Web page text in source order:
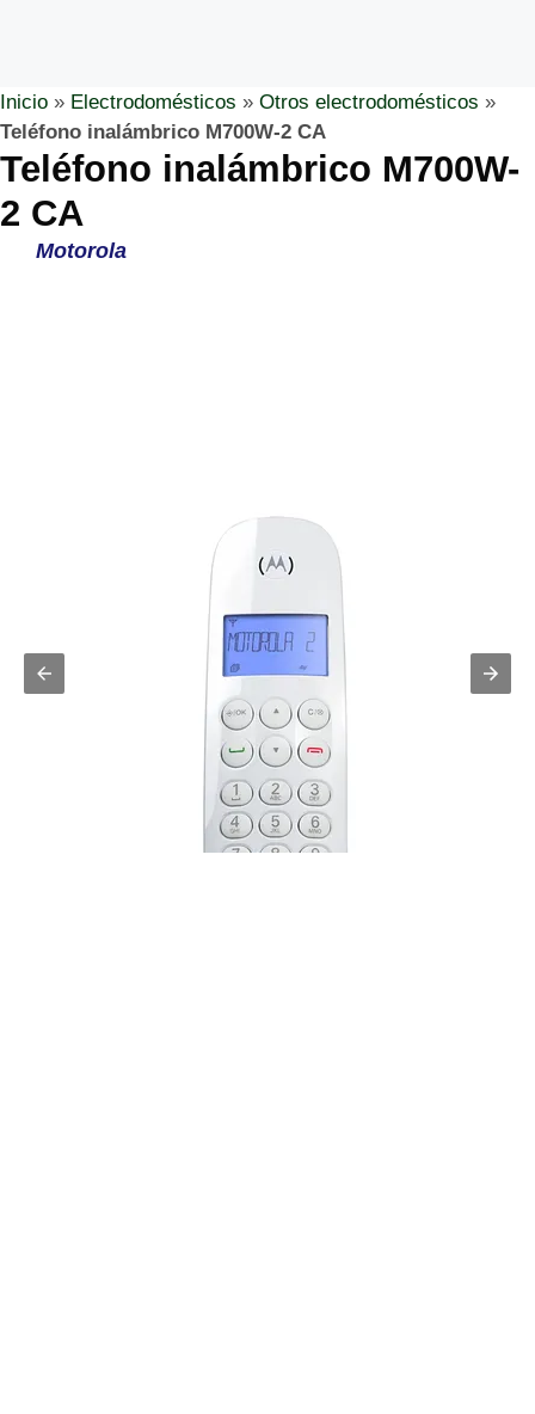
Inicio » Electrodomésticos » Otros electrodomésticos »
Teléfono inalámbrico M700W-2 CA
Teléfono inalámbrico M700W-
2 CA
Motorola